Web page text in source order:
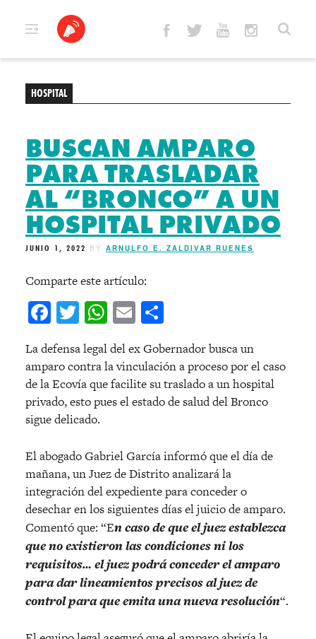
HOSPITAL
BUSCAN AMPARO
PARA TRASLADAR
AL “BRONCO” A UN
HOSPITAL PRIVADO
JUNIO 1, 2022 BY ARNULFO E. ZALDIVAR RUENES
Comparte este artículo:
Facebook
Twitter
WhatsApp
Email
La defensa legal del ex Gobernador busca un
amparo contra la vinculación a proceso por el caso
de la Ecovía que facilite su traslado a un hospital
privado, esto pues el estado de salud del Bronco
sigue delicado.
El abogado Gabriel García informó que el día de
mañana, un Juez de Distrito analizará la
integración del expediente para conceder o
desechar en los siguientes días el juicio de amparo.
Comentó que: “En caso de que el juez establezca
que no existieron las condiciones ni los
requisitos… el juez podrá conceder el amparo
para dar lineamientos precisos al juez de
control para que emita una nueva resolución“.